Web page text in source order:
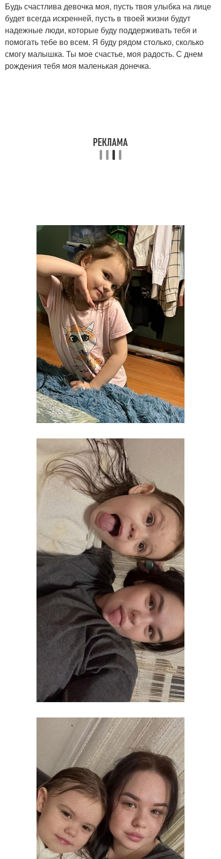
Будь счастлива девочка моя, пусть твоя улыбка на лице
будет всегда искренней, пусть в твоей жизни будут
надежные люди, которые буду поддерживать тебя и
помогать тебе во всем. Я буду рядом столько, сколько
смогу малышка. Ты мое счастье, моя радость. С днем
рождения тебя моя маленькая донечка.